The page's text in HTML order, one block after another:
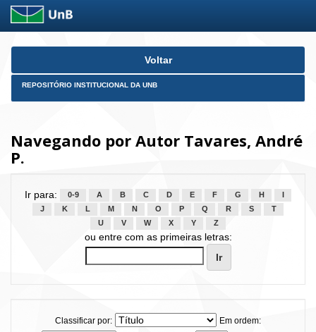
Skip
Voltar
REPOSITÓRIO INSTITUCIONAL DA UNB
Navegando por Autor Tavares, André
P.
Ir para: 0-9 A B C D E F G H
J
K L M N O P Q R S
T
U
V W X Y Z
ou entre com as primeiras letras:
Classificar por:
Em ordem: